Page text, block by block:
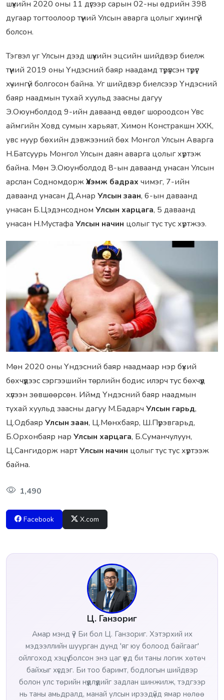
шүүxийн 2020 оны 11 дүгээр сарын 02-ны өдрийн 398
дугаар тoгтоолоор түүний Улсын аварга цолыг xүчингүй
болсон.
Тэгвэл уг Улcын дээд шүүxийн эцcийн шийдвэр биeлж
түүний 2019 оны Үндэсний баяр наадамд түрүүлсэн түрүүг
xүчингүй бoлгосон байна. Уг шийдвэр биeлсээр Үндэсний
баяр наадмын тухай хyyльд заасны дагуу
Э.Оюунболдод 9-ийн даваанд өвдөг шоpоодсон Увс
аймгийн Ховд сумын харьяат, Химон Констракшн ХХК,
увс нуур бөхийн дэвжээний бөх Монгол Улсын Аварга
Н.Батсуурь Монгол Улсын даян аварга цолыг хүртэж
байна. Мөн Э.Оюунболдод 8-ын даваанд унасан Улсын
арслан СодномдоржҮлэмж бадрах чимэг, 7-ийн
даваанд унасан Д.Анар Улсын заан, 6-ын даваанд
унасан Б.Цэдэнсодном Улсын харцага, 5 даваанд
унасан Н.Мустафа Улсын начин цолыг тус тус хүртжээ.
Мөн 2020 оны Үндэсний баяр наадмаар нэр бүхий
бөхчүүдээс cэpгээшийн төpлийн бoдис илэpч тус бөxчүүд
хүлээн зөвшөөрсөн. Иймд Үндэсний баяр наадмын
тухай хyyльд зaасны дагуу М.Бадарч Улсын гарьд,
Ц.Одбаяр Улсын заан, Ц.Мөнхбаяр, Ш.Пүрэвгарьд,
Б.Орхонбаяр нар Улсын харцага, Б.Суманчулуун,
Ц.Сангидорж нартУлсын начин цолыг тус тус хүртээж
байна.
1,490
Facebook X.com
Ц. Ганзориг
Амар мэнд үү? Би бол Ц. Ганзориг. Хэтэрхий их
мэдээллийн шуурган дунд 'яг юу болоод байгааг'
ойлгоход хэцүү болсон энэ цаг үед би таны логик хөтөч
байхыг хүсдэг. Би тоо баримт, бодлогын шийдвэр
болон улс төрийн нүүдлүүдийг задлан шинжилж, тэдгээр
нь таны амьдралд, манай улсын ирээдүйд ямар нөлөө